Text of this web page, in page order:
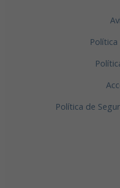
Política de